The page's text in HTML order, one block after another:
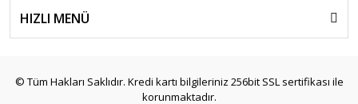
HIZLI MENÜ
© Tüm Hakları Saklıdır. Kredi kartı bilgileriniz 256bit SSL sertifikası ile
korunmaktadır.